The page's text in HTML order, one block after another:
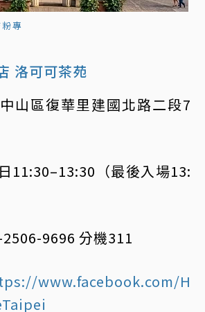
專
洛可可茶苑
山區復華里建國北路二段7
11:30–13:30（最後入場13:
9696 分機311
www.facebook.com/H